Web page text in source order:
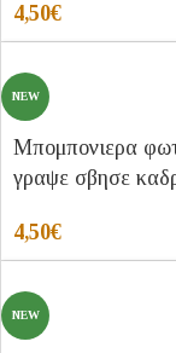
4,50€
NEW
Μπομπονιερα
γραψε σβησε
4,50€
NEW